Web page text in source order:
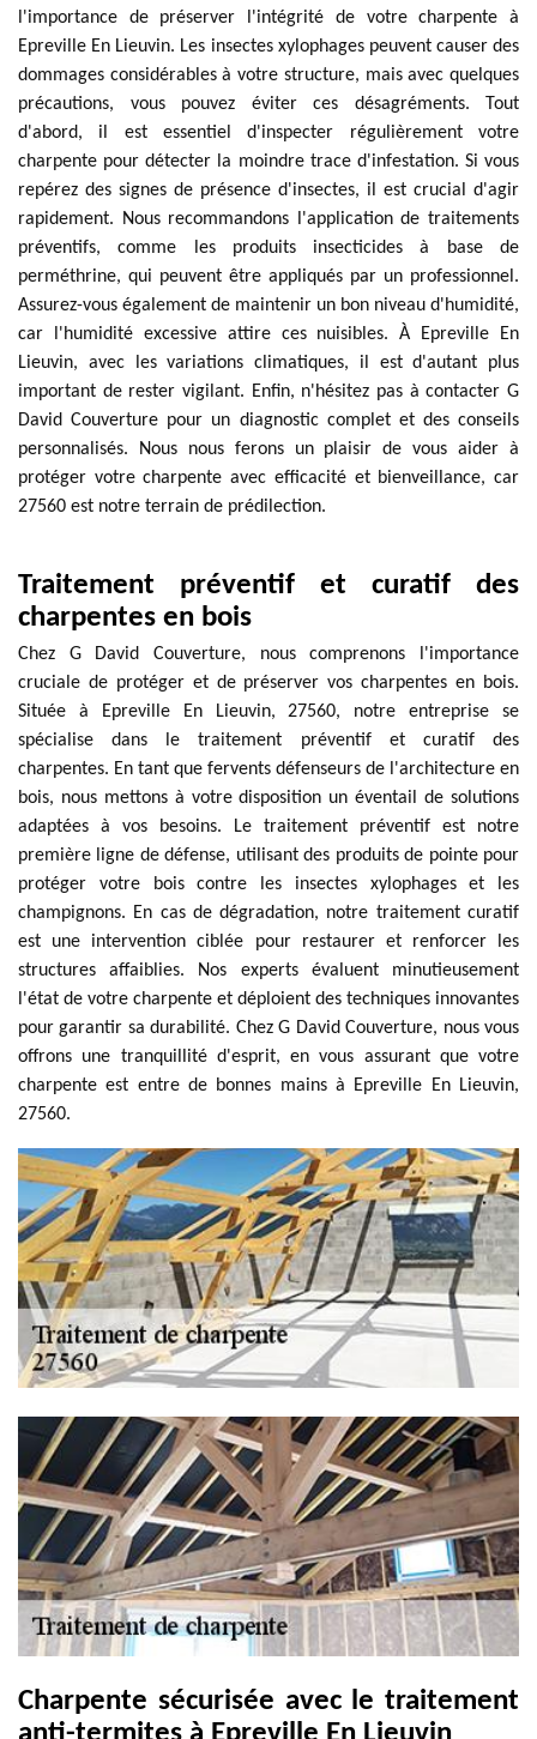
l'importance de préserver l'intégrité de votre charpente à
Epreville En Lieuvin. Les insectes xylophages peuvent causer des
dommages considérables à votre structure, mais avec quelques
précautions, vous pouvez éviter ces désagréments. Tout
d'abord, il est essentiel d'inspecter régulièrement votre
charpente pour détecter la moindre trace d'infestation. Si vous
repérez des signes de présence d'insectes, il est crucial d'agir
rapidement. Nous recommandons l'application de traitements
préventifs, comme les produits insecticides à base de
perméthrine, qui peuvent être appliqués par un professionnel.
Assurez-vous également de maintenir un bon niveau d'humidité,
car l'humidité excessive attire ces nuisibles. À Epreville En
Lieuvin, avec les variations climatiques, il est d'autant plus
important de rester vigilant. Enfin, n'hésitez pas à contacter G
David Couverture pour un diagnostic complet et des conseils
personnalisés. Nous nous ferons un plaisir de vous aider à
protéger votre charpente avec efficacité et bienveillance, car
27560 est notre terrain de prédilection.
Traitement préventif et curatif des
charpentes en bois
Chez G David Couverture, nous comprenons l'importance
cruciale de protéger et de préserver vos charpentes en bois.
Située à Epreville En Lieuvin, 27560, notre entreprise se
spécialise dans le traitement préventif et curatif des
charpentes. En tant que fervents défenseurs de l'architecture en
bois, nous mettons à votre disposition un éventail de solutions
adaptées à vos besoins. Le traitement préventif est notre
première ligne de défense, utilisant des produits de pointe pour
protéger votre bois contre les insectes xylophages et les
champignons. En cas de dégradation, notre traitement curatif
est une intervention ciblée pour restaurer et renforcer les
structures affaiblies. Nos experts évaluent minutieusement
l'état de votre charpente et déploient des techniques innovantes
pour garantir sa durabilité. Chez G David Couverture, nous vous
offrons une tranquillité d'esprit, en vous assurant que votre
charpente est entre de bonnes mains à Epreville En Lieuvin,
27560.
Charpente sécurisée avec le traitement